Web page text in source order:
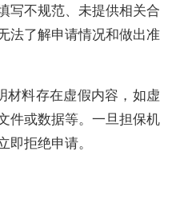
写不规范、未提供相关合
法了解申请情况和做出准
材料存在虚假内容，如虚
件或数据等。一旦担保机
拒绝申请。